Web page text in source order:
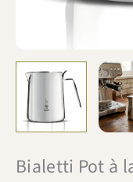
Bialetti Pot à